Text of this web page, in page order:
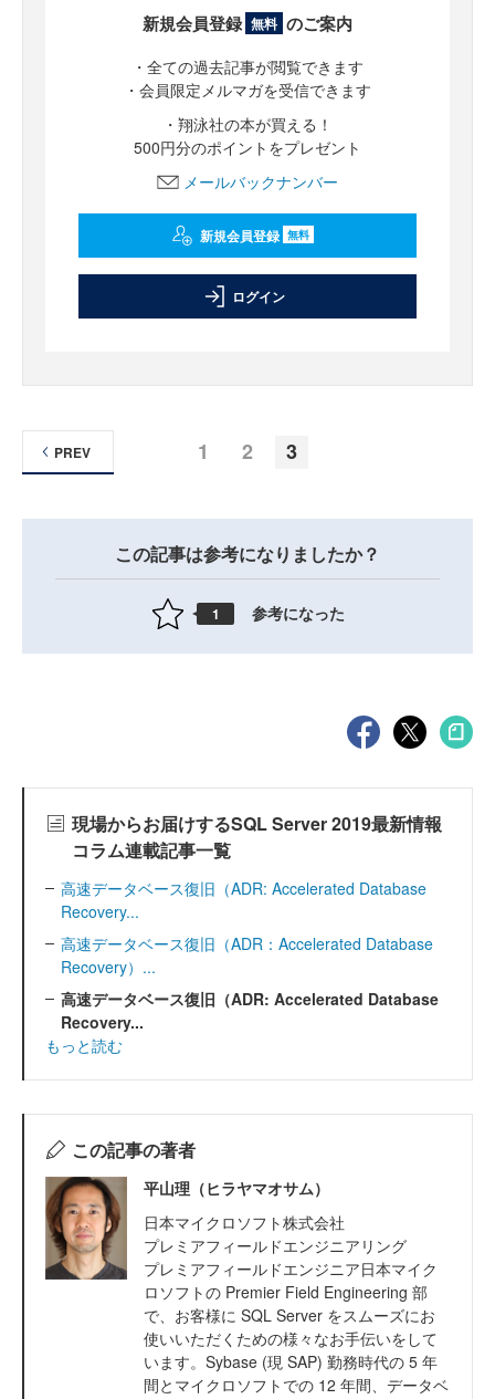
新規会員登録 無料 のご案内
・全ての過去記事が閲覧できます
・会員限定メルマガを受信できます
・翔泳社の本が買える！
500円分のポイントをプレゼント
メールバックナンバー
新規会員登録 無料
ログイン
1 2 3
PREV
この記事は参考になりましたか？
1 参考になった
現場からお届けするSQL Server 2019最新情報
コラム連載記事一覧
高速データベース復旧（ADR: Accelerated Database
Recovery...
高速データベース復旧（ADR：Accelerated Database
Recovery）...
高速データベース復旧（ADR: Accelerated Database
Recovery...
もっと読む
この記事の著者
平山理（ヒラヤマオサム）
日本マイクロソフト株式会社
プレミアフィールドエンジニアリング
プレミアフィールドエンジニア日本マイク
ロソフトの Premier Field Engineering 部
で、お客様に SQL Server をスムーズにお
使いいただくための様々なお手伝いをして
います。Sybase (現 SAP) 勤務時代の 5 年
間とマイクロソフトでの 12 年間、データベ